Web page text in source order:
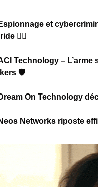
et
🕵️‍♂️
Technology –
🛡️
On Technology
Networks riposte